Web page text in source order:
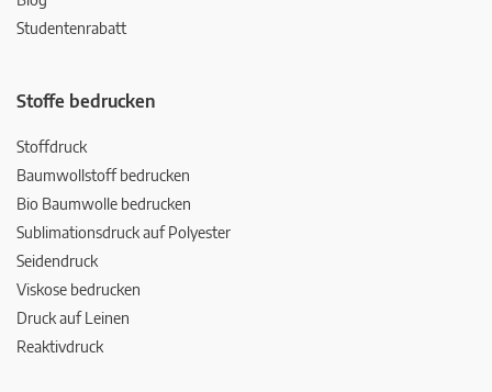
Studentenrabatt
Stoffe bedrucken
Stoffdruck
Baumwollstoff bedrucken
Bio Baumwolle bedrucken
Sublimationsdruck auf Polyester
Seidendruck
Viskose bedrucken
Druck auf Leinen
Reaktivdruck